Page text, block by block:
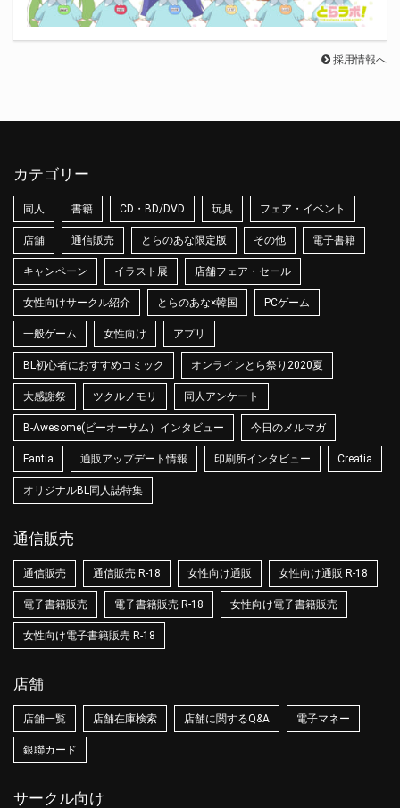
採用情報へ
カテゴリー
同人 書籍 CD・BD/DVD 玩具 フェア・イベント
店舗 通信販売 とらのあな限定版 その他 電子書籍
キャンペーン イラスト展 店舗フェア・セール
女性向けサークル紹介 とらのあな×韓国 PCゲーム
一般ゲーム 女性向け アプリ
BL初心者におすすめコミック オンラインとら祭り2020夏
大感謝祭 ツクルノモリ 同人アンケート
B-Awesome(ビーオーサム）インタビュー 今日のメルマガ
Fantia 通販アップデート情報 印刷所インタビュー Creatia
オリジナルBL同人誌特集
通信販売
通信販売 通信販売 R-18 女性向け通販 女性向け通販 R-18
電子書籍販売 電子書籍販売 R-18 女性向け電子書籍販売
女性向け電子書籍販売 R-18
店舗
店舗一覧 店舗在庫検索 店舗に関するQ&A 電子マネー
銀聯カード
サークル向け